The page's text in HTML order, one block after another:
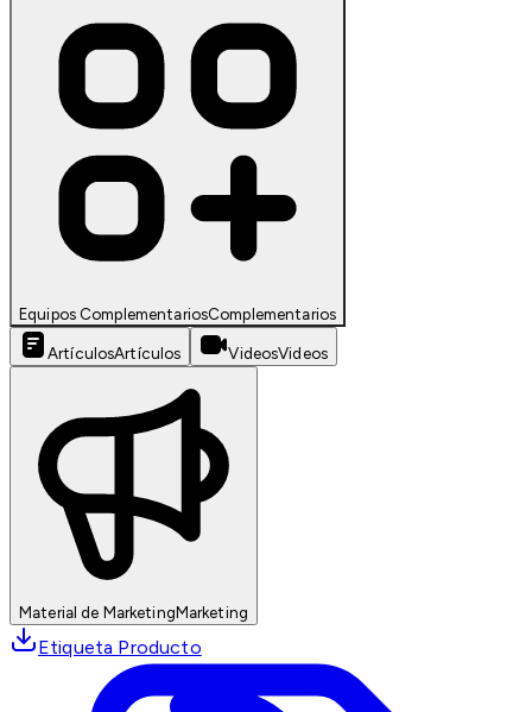
Equipos ComplementariosComplementarios
ArtículosArtículos VideosVideos
Material de MarketingMarketing
Etiqueta Producto